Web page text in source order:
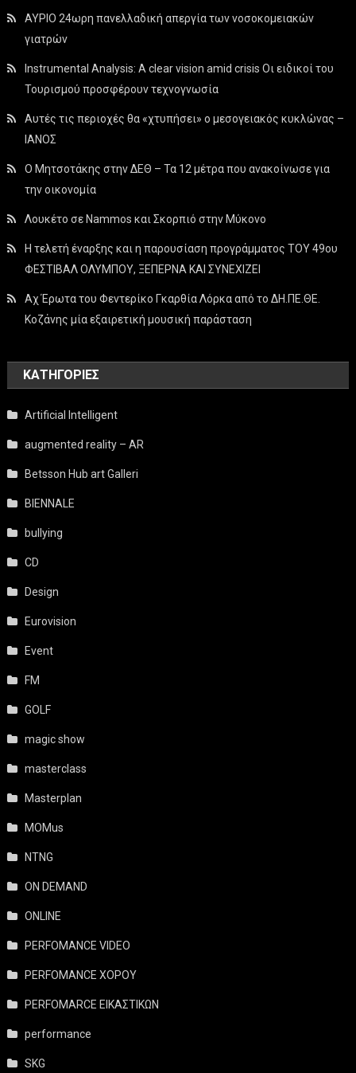
ΑΥΡΙΟ 24ωρη πανελλαδική απεργία των νοσοκομειακών
γιατρών
Instrumental Analysis: A clear vision amid crisis Οι ειδικοί του
Τουρισμού προσφέρουν τεχνογνωσία
Αυτές τις περιοχές θα «χτυπήσει» ο μεσογειακός κυκλώνας –
ΙΑΝΟΣ
Ο Μητσοτάκης στην ΔΕΘ – Τα 12 μέτρα που ανακοίνωσε για
την οικονομία
Λουκέτο σε Nammos και Σκορπιό στην Μύκονο
Η τελετή έναρξης και η παρουσίαση προγράμματος ΤΟΥ 49ου
ΦΕΣΤΙΒΑΛ ΟΛΥΜΠΟΥ, ΞΕΠΕΡΝΑ ΚΑΙ ΣΥΝΕΧΙΖΕΙ
Αχ Έρωτα του Φεντερίκο Γκαρθία Λόρκα από το ΔΗ.ΠΕ.ΘΕ.
Κοζάνης μία εξαιρετική μουσική παράσταση
KΑΤΗΓΟΡΊΕΣ
Artificial Intelligent
augmented reality – AR
Betsson Hub art Galleri
BIENNALE
bullying
CD
Design
Eurovision
Event
FM
GOLF
magic show
masterclass
Masterplan
MOMus
NTNG
ON DEMAND
ONLINE
PERFOMANCE VIDEO
PERFOMANCE ΧΟΡΟΥ
PERFOMARCE ΕΙΚΑΣΤΙΚΩΝ
performance
SKG